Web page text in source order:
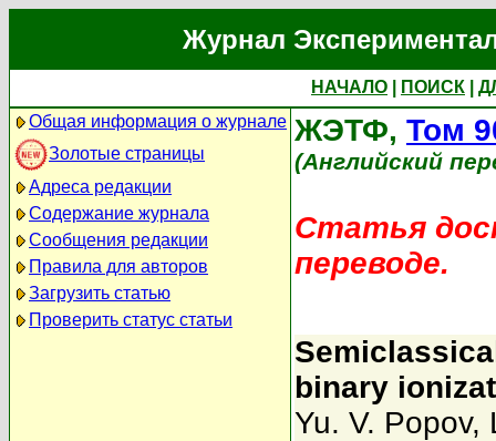
Журнал
НАЧАЛО ПОИСК
Общая информация о журнале
Золотые страницы
Адреса редакции
Содержание журнала
Сообщения редакции
Правила для авторов
Загрузить статью
Проверить статус статьи
ЖЭТФ, Том
(Английский
Статья
переводе.
binary
Yu. V. Popov,